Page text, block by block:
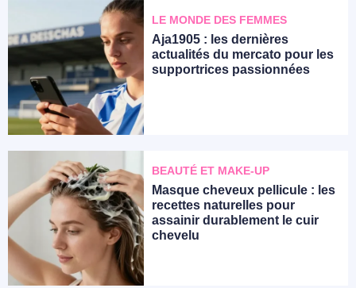
LE MONDE DES FEMMES
Aja1905 : les dernières
actualités du mercato pour les
supportrices passionnées
BEAUTÉ ET MAKE-UP
Masque cheveux pellicule : les
recettes naturelles pour
assainir durablement le cuir
chevelu